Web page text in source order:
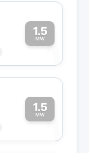
1.5
MW1
1.5
MW1